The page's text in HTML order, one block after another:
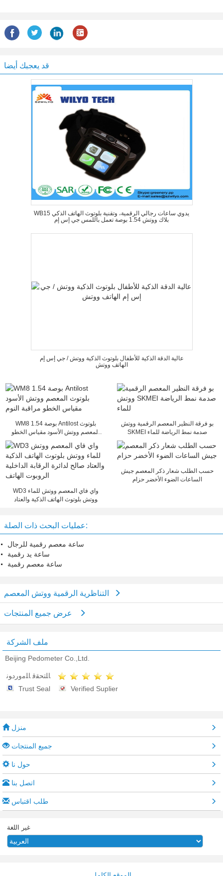
قد يعجبك أيضا
WB15 يدوي ساعات رجالي الرقمية، وتقنية بلوتوث الهاتف الذكي
بلاك ووتش 1.54 بوصة تعمل باللمس جي إس إم
عالية الدقة الذكية للأطفال بلوتوث الذكية ووتش / جي إس إم
الهاتف ووتش
WM8 1.54 بوصة Antilost بلوتوث
المعصم ووتش الأسود مقياس الخطو
بو فرقة النظير المعصم الرقمية ووتش
SKMEI صدمة نمط الرياضة للماء
WD3 واي فاي المعصم ووتش للماء
ووتش بلوتوث الهاتف الذكية والعتاد
حسب الطلب شعار ذكر المعصم جيش
الساعات الضوء الأخضر حزام
عمليات البحث ذات الصلة:
ساعة معصم رقمية للرجال
ساعة يد رقمية
ساعة معصم رقمية
التناظرية الرقمية ووتش المعصم
ملف الشركة
Beijing Pedometer Co.,Ltd.
ﺎﻠﺘﺤﻘﻗ ﺎﻠﻣﻭﺭﺩﻮﻧ
Trust Seal
Verified Suplier
منزل
جميع المنتجات
حول نا
اتصل بنا
طلب اقتباس
غير اللغة